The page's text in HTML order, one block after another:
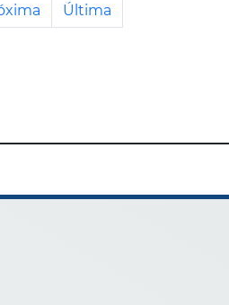
Última